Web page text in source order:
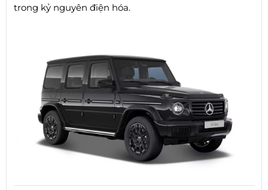
trong kỷ nguyên điện hóa.